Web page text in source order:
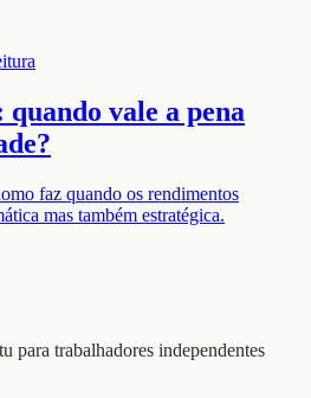
vale a pena
faz quando os rendimentos
mas também estratégica.
para trabalhadores independentes